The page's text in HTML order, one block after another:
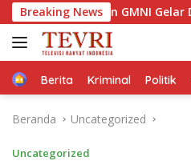
Langsung
ke
konten
Breaking News
GMNI Gelar Diskusi
HomeBerita Kriminal Politik
Beranda Uncategorized
Uncategorized